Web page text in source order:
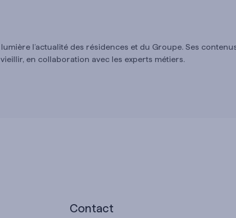
l’actualité des résidences et du Groupe. Ses
en collaboration avec les experts métiers.
Contact